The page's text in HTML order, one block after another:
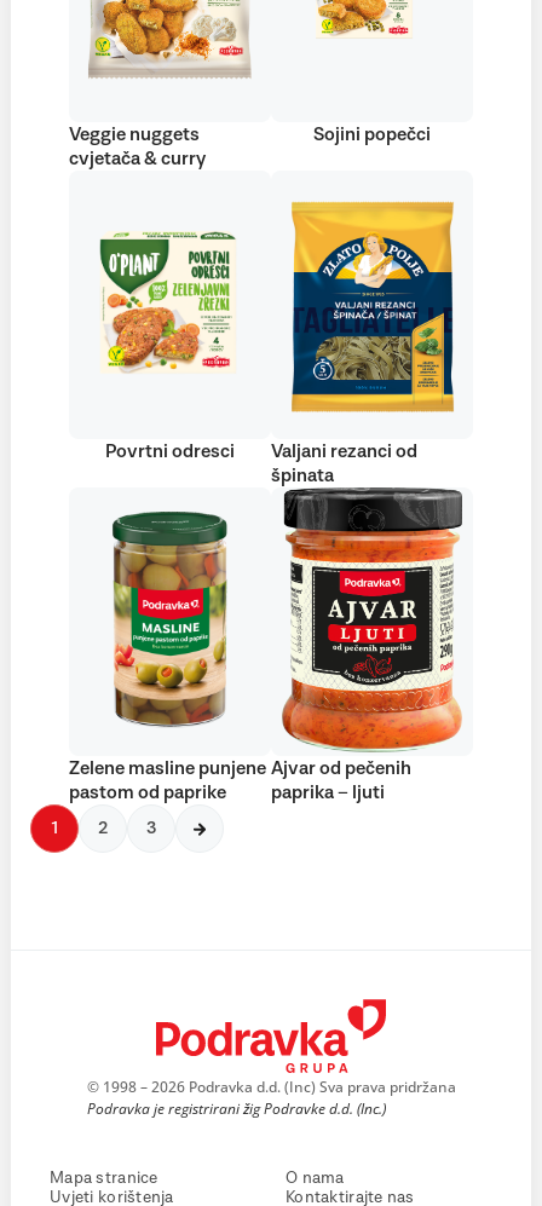
Veggie nuggets
cvjetača & curry
Sojini popečci
Povrtni odresci
Valjani rezanci od
špinata
Zelene masline punjene
pastom od paprike
Ajvar od pečenih
paprika – ljuti
1 2 3
© 1998 – 2026 Podravka d.d. (Inc) Sva prava pridržana
Podravka je registrirani žig Podravke d.d. (Inc.)
Mapa stranice
Uvjeti korištenja
O nama
Kontaktirajte nas